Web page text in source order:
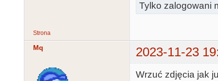
Tylko zalogowani
Strona
Mq 2023-11-23
Wrzuć zdjęcia jak